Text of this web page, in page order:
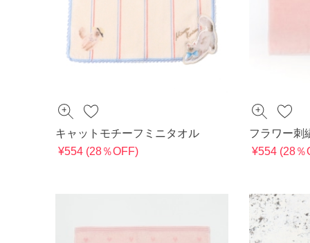
キャットモチーフミニタオル
¥554 (28％OFF)
フラワー刺
¥554 (28％